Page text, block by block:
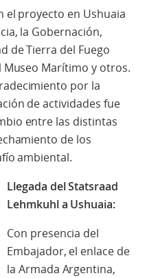
el proyecto en Ushuaia
la Gobernación,
de Tierra del Fuego
Museo Marítimo y otros.
por la
de actividades fue
entre las distintas
de los
ambiental.
Llegada del Statsraad
Lehmkuhl a Ushuaia:
Con presencia del
Embajador, el enlace de
la Armada Argentina,